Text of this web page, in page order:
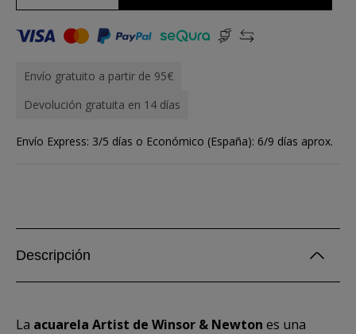
Envío gratuito a partir de 95€
Devolución gratuita en 14 días
Envío Express: 3/5 días o Económico (España): 6/9 días aprox.
Descripción
La acuarela Artist de Winsor & Newton es una